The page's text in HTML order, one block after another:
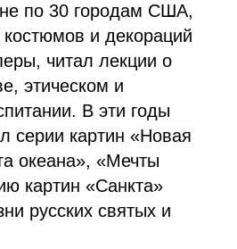
по 30 городам США,
и декораций
читал лекции о
этическом и
В эти годы
серии картин «Новая
океана», «Мечты
картин «Санкта»
русских святых и